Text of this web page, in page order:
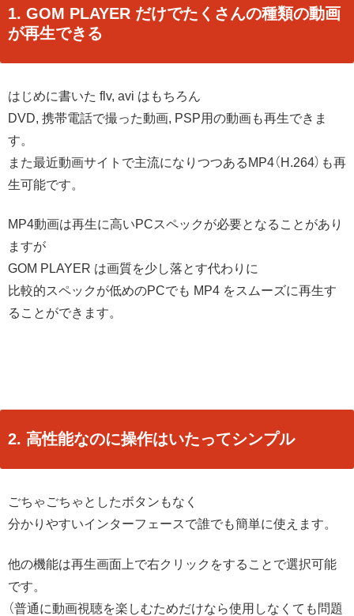
1. GOM PLAYER だけでたくさんの種類の動画
が再生できる
はじめに書いた flv, avi はもちろん
DVD, 携帯電話で撮った動画, PSP用の動画も再生できま
す。
また最近動画サイトで主流になりつつあるMP4（H.264）も再
生可能です。
MP4動画は再生に高いPCスペックが必要となることがあり
ますが
GOM PLAYER は画質を少し落とす代わりに
比較的スペックが低めのPCでも MP4 をスムーズに再生す
ることができます。
2. 高性能なのに操作はいたってシンプル
ごちゃごちゃとしたボタンもなく
分かりやすいインターフェースで誰でも簡単に使えます。
他の機能は再生画面上で右クリックをすることで選択可能
です。
（普通に動画視聴を楽しむためだけなら使用しなくても問題